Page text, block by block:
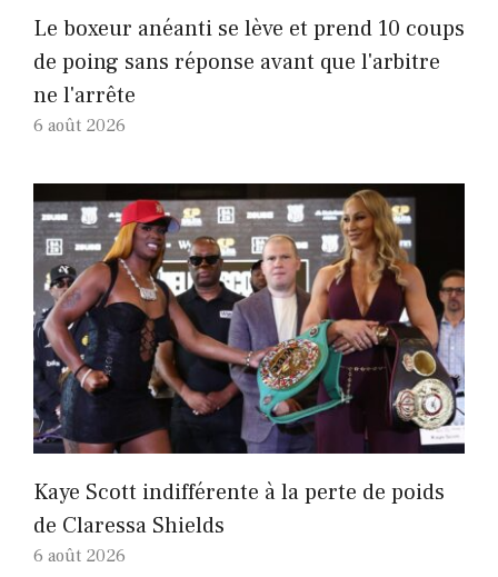
Le boxeur anéanti se lève et prend 10 coups
de poing sans réponse avant que l'arbitre
ne l'arrête
6 août 2026
Kaye Scott indifférente à la perte de poids
de Claressa Shields
6 août 2026